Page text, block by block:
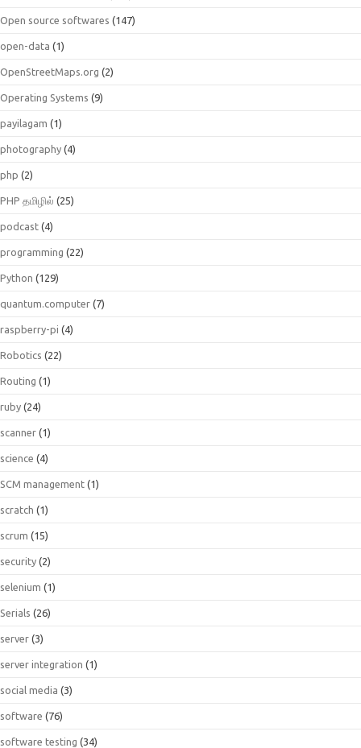
Open source softwares (147)
open-data (1)
OpenStreetMaps.org (2)
Operating Systems (9)
payilagam (1)
photography (4)
php (2)
PHP தமிழில் (25)
podcast (4)
programming (22)
Python (129)
quantum.computer (7)
raspberry-pi (4)
Robotics (22)
Routing (1)
ruby (24)
scanner (1)
science (4)
SCM management (1)
scratch (1)
scrum (15)
security (2)
selenium (1)
Serials (26)
server (3)
server integration (1)
social media (3)
software (76)
software testing (34)